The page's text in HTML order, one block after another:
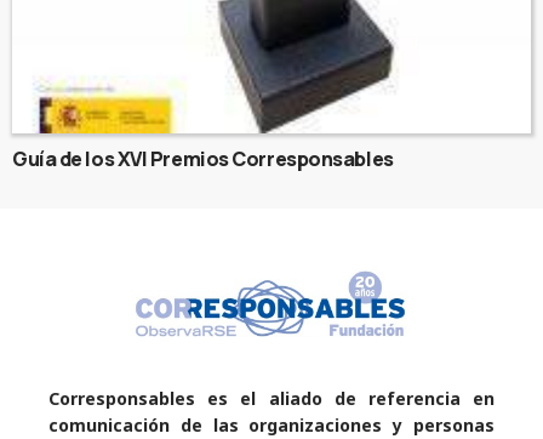
Guía de los XVI Premios Corresponsables
Corresponsables es el aliado de referencia en
comunicación de las organizaciones y personas